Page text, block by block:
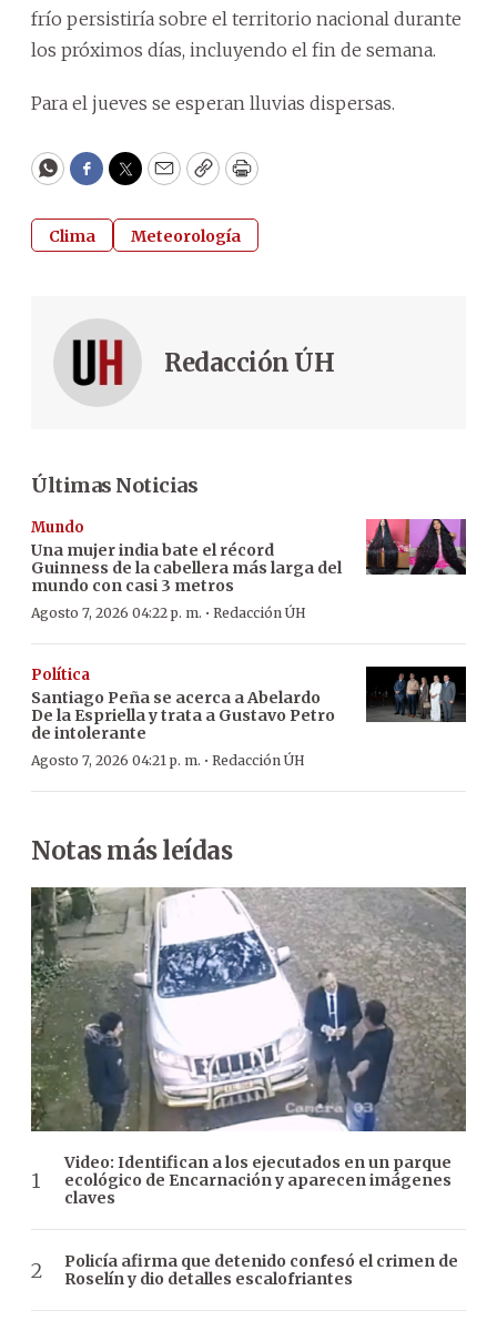
frío persistiría sobre el territorio nacional durante
los próximos días, incluyendo el fin de semana.
Para el jueves se esperan lluvias dispersas.
WhatsApp
Facebook
Twitter
EmailCopyPrint
Clima Meteorología
Redacción ÚH
Últimas Noticias
Mundo
Una mujer india bate el récord
Guinness de la cabellera más larga del
mundo con casi 3 metros
Agosto 7, 2026 04:22 p. m. · Redacción ÚH
Política
Santiago Peña se acerca a Abelardo
De la Espriella y trata a Gustavo Petro
de intolerante
Agosto 7, 2026 04:21 p. m. · Redacción ÚH
Notas más leídas
Video: Identifican a los ejecutados en un parque
ecológico de Encarnación y aparecen imágenes
claves
Policía afirma que detenido confesó el crimen de
Roselín y dio detalles escalofriantes